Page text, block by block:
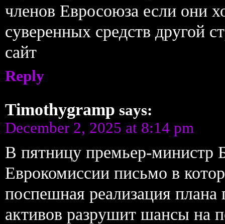
членов Евросоюза если они
суверенных средств другой
сайт
Reply
Timothygramp says:
December 2, 2025 at 8:14 pm
В пятницу премьер-министр
Еврокомиссии письмо в
поспешная реализация
активов разрушит шансы на